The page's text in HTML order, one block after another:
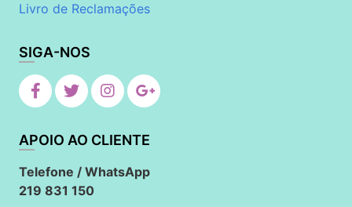
Livro de Reclamações
SIGA-NOS
APOIO AO CLIENTE
Telefone / WhatsApp
219 831 150